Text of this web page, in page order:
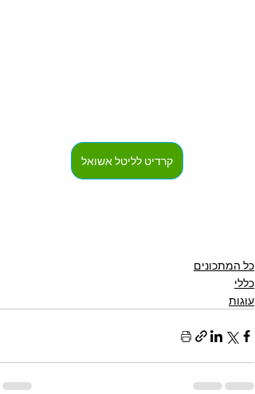
קרדיט לליטל אשואל
כל המתכונים
כללי
עוגות